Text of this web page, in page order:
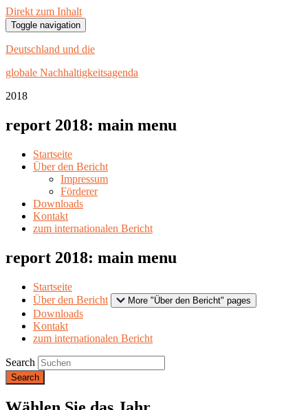
Direkt zum Inhalt
Toggle navigation
Deutschland und die
globale Nachhaltigkeitsagenda
2018
report 2018: main menu
Startseite
Über den Bericht
Impressum
Förderer
Downloads
Kontakt
zum internationalen Bericht
report 2018: main menu
Startseite
Über den Bericht
More "Über den Bericht" pages
Downloads
Kontakt
zum internationalen Bericht
Search